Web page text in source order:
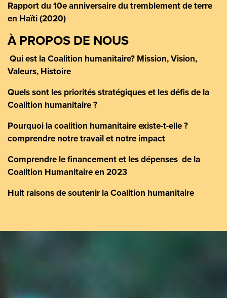
Rapport du 10e anniversaire du tremblement de terre
en Haïti (2020)
À PROPOS DE NOUS
Qui est la Coalition humanitaire? Mission, Vision,
Valeurs, Histoire
Quels sont les priorités stratégiques et les défis de la
Coalition humanitaire ?
Pourquoi la coalition humanitaire existe-t-elle ?
comprendre notre travail et notre impact
Comprendre le financement et les dépenses de la
Coalition Humanitaire en 2023
Huit raisons de soutenir la Coalition humanitaire